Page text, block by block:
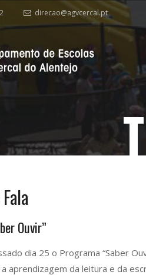
direcao@agvcercal.pt
Ouvir”
dia 25 o Programa “Saber
aprendizagem da leitura e da